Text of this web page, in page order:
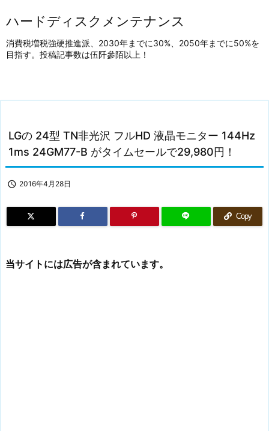
ハードディスクメンテナンス
消費税増税強硬推進派、2030年までに30%、2050年までに50%を
目指す。投稿記事数は伍阡參陌以上！
LGの 24型 TN非光沢 フルHD 液晶モニター 144Hz
1ms 24GM77-B がタイムセールで29,980円！
 2016年4月28日
Copy
当サイトには広告が含まれています。